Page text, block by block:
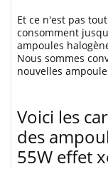
Et ce n'est pas
consomment
ampoules
Nous sommes
nouvelles
Voici les
des
55W effet